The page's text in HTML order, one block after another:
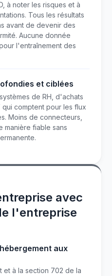
à noter les risques et à
Tous les résultats
avant de devenir des
Aucune donnée
l'entraînement des
et ciblées
de RH, d'achats
comptent pour les flux
Moins de connecteurs,
manière fiable sans
avec
l'entreprise
aux
et à la section 702 de la